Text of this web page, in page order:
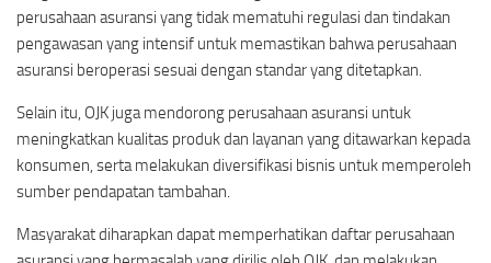
perusahaan asuransi yang tidak mematuhi regulasi dan tindakan
pengawasan yang intensif untuk memastikan bahwa perusahaan
asuransi beroperasi sesuai dengan standar yang ditetapkan.
Selain itu, OJK juga mendorong perusahaan asuransi untuk
meningkatkan kualitas produk dan layanan yang ditawarkan kepada
konsumen, serta melakukan diversifikasi bisnis untuk memperoleh
sumber pendapatan tambahan.
Masyarakat diharapkan dapat memperhatikan daftar perusahaan